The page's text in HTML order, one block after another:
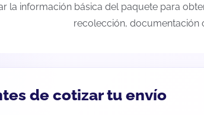
la información básica del paquete para
recolección, documentación
de cotizar tu envío